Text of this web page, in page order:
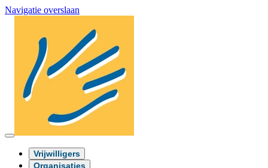
Navigatie overslaan
Vrijwilligers
Organisaties